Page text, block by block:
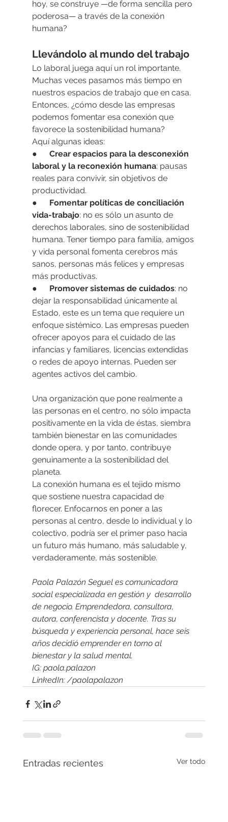
hoy, se construye —de forma sencilla pero
poderosa— a través de la conexión
humana?
Llevándolo al mundo del trabajo
Lo laboral juega aquí un rol importante.
Muchas veces pasamos más tiempo en
nuestros espacios de trabajo que en casa.
Entonces, ¿cómo desde las empresas
podemos fomentar esa conexión que
favorece la sostenibilidad humana?
Aquí algunas ideas:
● Crear espacios para la desconexión
laboral y la reconexión humana: pausas
reales para convivir, sin objetivos de
productividad.
● Fomentar políticas de conciliación
vida-trabajo: no es sólo un asunto de
derechos laborales, sino de sostenibilidad
humana. Tener tiempo para familia, amigos
y vida personal fomenta cerebros más
sanos, personas más felices y empresas
más productivas.
● Promover sistemas de cuidados: no
dejar la responsabilidad únicamente al
Estado, este es un tema que requiere un
enfoque sistémico. Las empresas pueden
ofrecer apoyos para el cuidado de las
infancias y familiares, licencias extendidas
o redes de apoyo internas. Pueden ser
agentes activos del cambio.
Una organización que pone realmente a
las personas en el centro, no sólo impacta
positivamente en la vida de éstas, siembra
también bienestar en las comunidades
donde opera, y por tanto, contribuye
genuinamente a la sostenibilidad del
planeta.
La conexión humana es el tejido mismo
que sostiene nuestra capacidad de
florecer. Enfocarnos en poner a las
personas al centro, desde lo individual y lo
colectivo, podría ser el primer paso hacia
un futuro más humano, más saludable y,
verdaderamente, más sostenible.
Paola Palazón Seguel es comunicadora
social especializada en gestión y  desarrollo
de negocio. Emprendedora, consultora,
autora, conferencista y docente. Tras su
búsqueda y experiencia personal, hace seis
años decidió emprender en torno al
bienestar y la salud mental.
IG: paola.palazon
LinkedIn: /paolapalazon
Entradas recientes Ver todo